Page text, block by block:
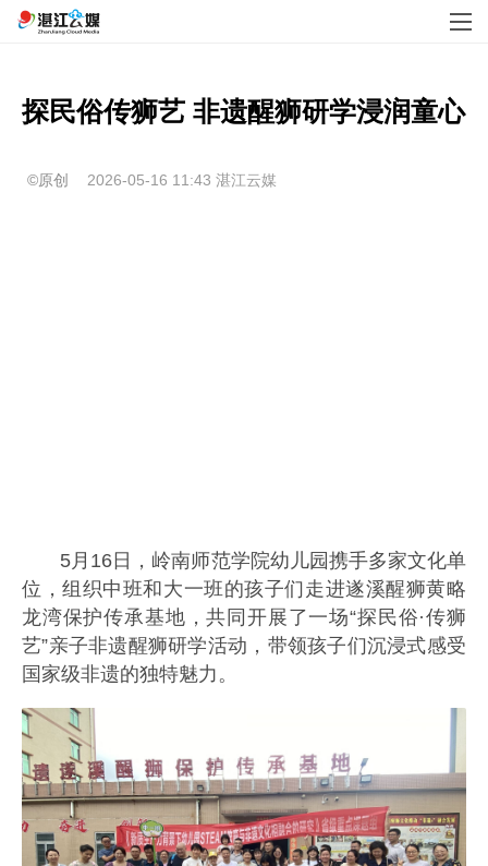
探民俗传狮艺 非遗醒狮研学浸润童心
©原创 2026-05-16 11:43 湛江云媒
5月16日，岭南师范学院幼儿园携手多家文化单
位，组织中班和大一班的孩子们走进遂溪醒狮黄略
龙湾保护传承基地，共同开展了一场“探民俗·传狮
艺”亲子非遗醒狮研学活动，带领孩子们沉浸式感受
国家级非遗的独特魅力。